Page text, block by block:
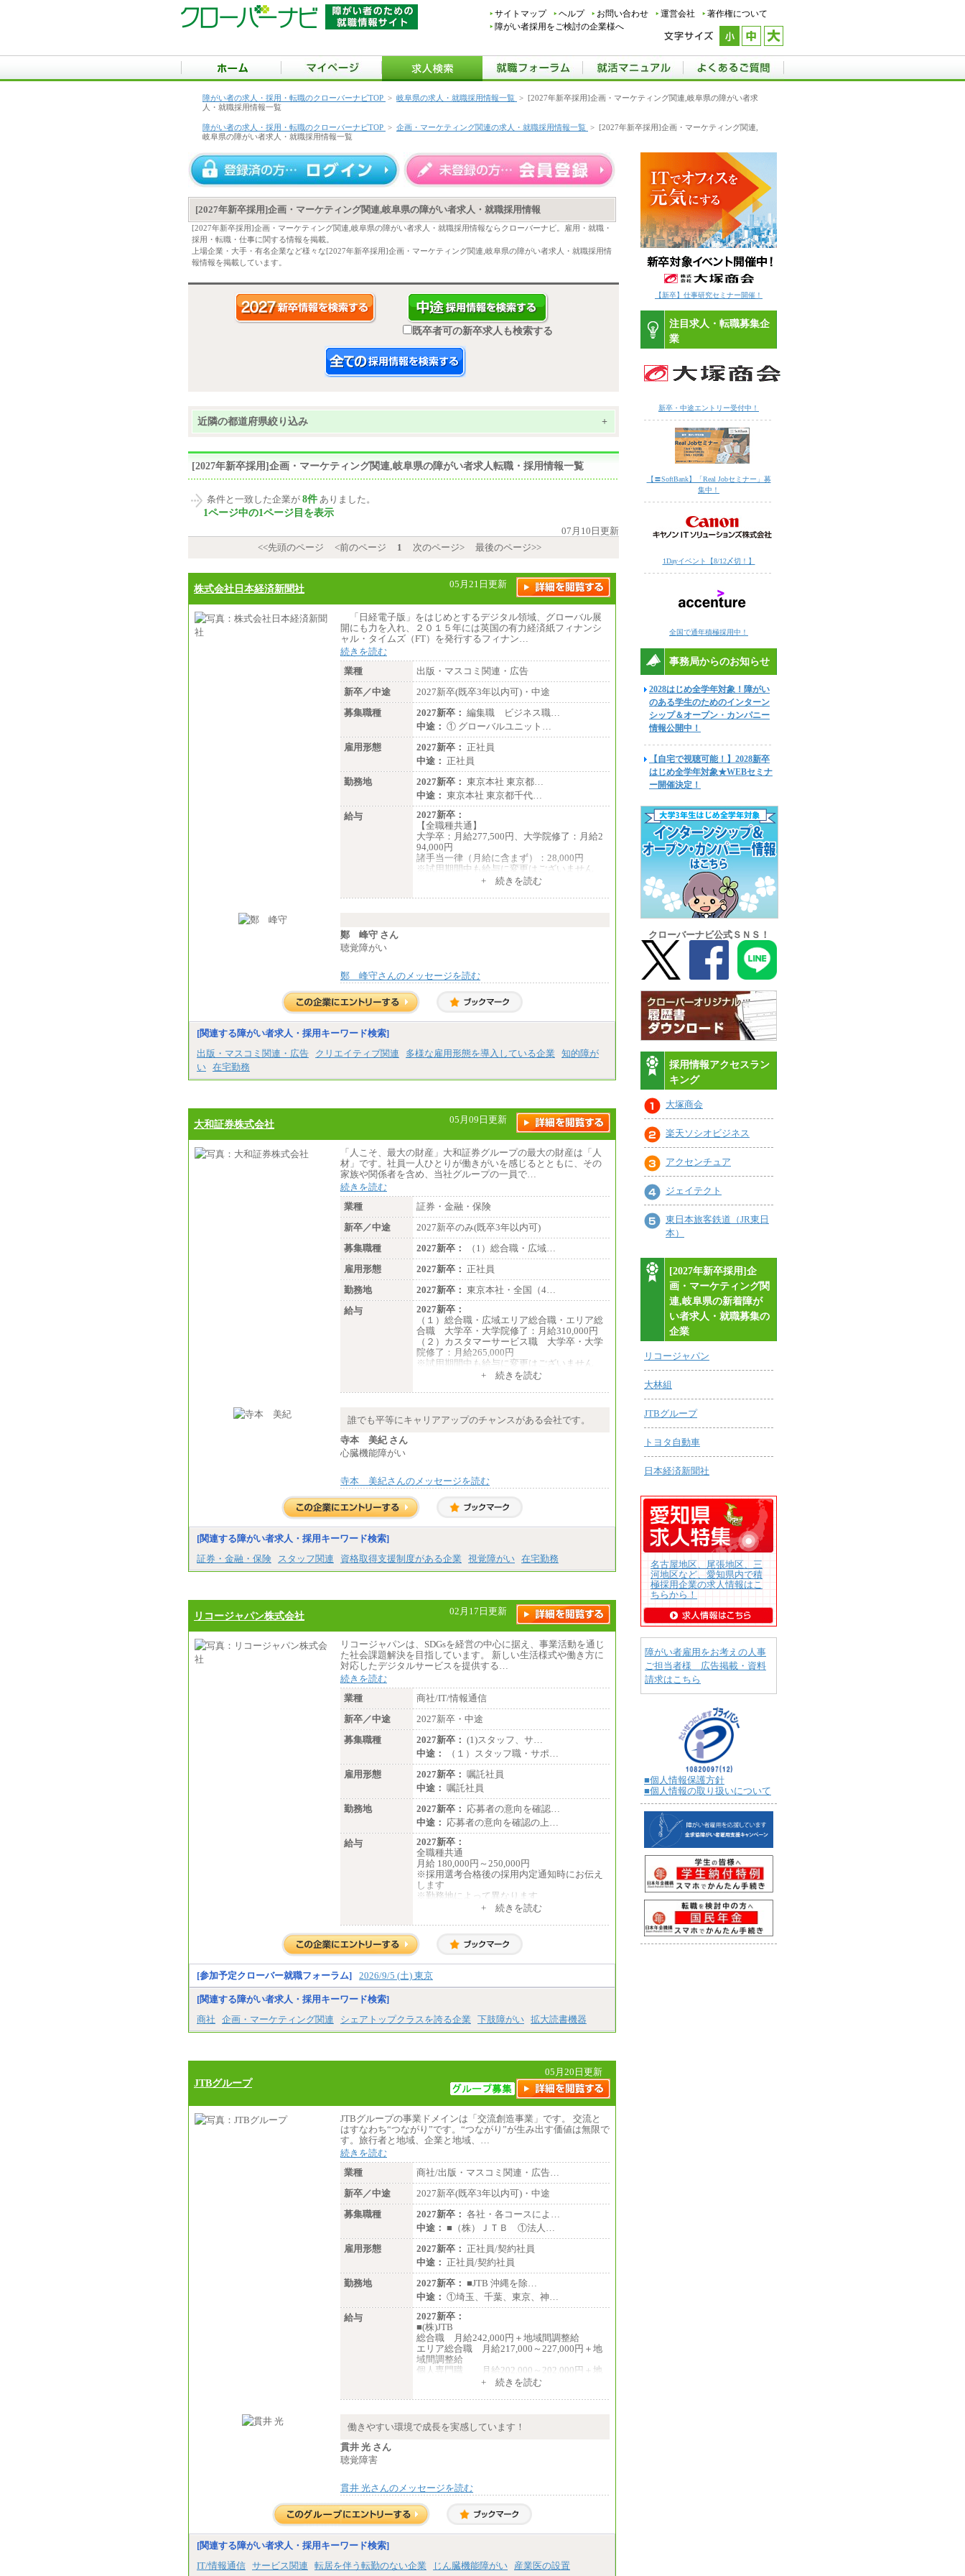
サイトマップ ヘルプ お問い合わせ 運営会社
著作権について
障がい者採用をご検討の企業様へ
障がい者の求人・採用・転職のクローバーナビTOP > 岐阜県の求人・就職採用情報一覧 > [2027年新卒採用]企画・マーケティング関連,岐阜県の障がい者求
人・就職採用情報一覧
障がい者の求人・採用・転職のクローバーナビTOP > 企画・マーケティング関連の求人・就職採用情報一覧 > [2027年新卒採用]企画・マーケティング関連,
岐阜県の障がい者求人・就職採用情報一覧
[2027年新卒採用]企画・マーケティング関連,岐阜県の障がい者求人・就職採用情報
[2027年新卒採用]企画・マーケティング関連,岐阜県の障がい者求人・就職採用情報ならクローバーナビ。雇用・就職・
採用・転職・仕事に関する情報を掲載。
上場企業・大手・有名企業など様々な[2027年新卒採用]企画・マーケティング関連,岐阜県の障がい者求人・就職採用情
報情報を掲載しています。
既卒者可の新卒求人も検索する
近隣の都道府県絞り込み +
[2027年新卒採用]企画・マーケティング関連,岐阜県の障がい者求人転職・採用情報一覧
条件と一致した企業が 8件 ありました。
1ページ中の1ページ目を表示
07月10日更新
<<先頭のページ
<前のページ 1 次のページ> 最後のページ>>
株式会社日本経済新聞社 05月21日更新
「日経電子版」をはじめとするデジタル領域、グローバル展
開にも力を入れ、２０１５年には英国の有力経済紙フィナンシ
ャル・タイムズ（FT）を発行するフィナン…
続きを読む
業種
出版・マスコミ関連・広告
新卒／中途
2027新卒(既卒3年以内可)・中途
募集職種
2027新卒： 編集職 ビジネス職…
中途： ① グローバルユニット…
雇用形態
2027新卒： 正社員
中途： 正社員
勤務地
2027新卒： 東京本社 東京都…
中途： 東京本社 東京都千代…
給与
2027新卒：
【全職種共通】
大学卒：月給277,500円、大学院修了：月給2
94,000円
諸手当一律（月給に含まず）：28,000円
※試用期間中も給与に変更はございません
月給370,000円～
+ 続きを読む
鄭 峰守 さん
聴覚障がい
鄭 峰守さんのメッセージを読む
[関連する障がい者求人・採用キーワード検索]
出版・マスコミ関連・広告
クリエイティブ関連 多様な雇用形態を導入している企業
知的障が
い 在宅勤務
大和証券株式会社 05月09日更新
「人こそ、最大の財産」大和証券グループの最大の財産は「人
材」です。社員一人ひとりが働きがいを感じるとともに、その
家族や関係者を含め、当社グループの一員で…
続きを読む
業種
証券・金融・保険
新卒／中途
2027新卒のみ(既卒3年以内可)
募集職種
2027新卒：
（1）総合職・広域…
雇用形態
2027新卒： 正社員
勤務地
2027新卒： 東京本社・全国（4…
給与
2027新卒：
（１）総合職・広域エリア総合職・エリア総
合職 大学卒・大学院修了：月給310,000円
（２）カスタマーサービス職 大学卒・大学
院修了：月給265,000円
※試用期間中も給与に変更はございません
+ 続きを読む
誰でも平等にキャリアアップのチャンスがある会社です。
寺本 美紀 さん
心臓機能障がい
寺本 美紀さんのメッセージを読む
[関連する障がい者求人・採用キーワード検索]
証券・金融・保険
スタッフ関連 資格取得支援制度がある企業 視覚障がい 在宅勤務
リコージャパン株式会社 02月17日更新
リコージャパンは、SDGsを経営の中心に据え、事業活動を通じ
た社会課題解決を目指しています。 新しい生活様式や働き方に
対応したデジタルサービスを提供する…
続きを読む
業種
商社/IT/情報通信
新卒／中途
2027新卒・中途
募集職種
2027新卒： (1)スタッフ、サ…
中途：
（１）スタッフ職・サポ…
雇用形態
2027新卒： 嘱託社員
中途： 嘱託社員
勤務地
2027新卒： 応募者の意向を確認…
中途： 応募者の意向を確認の上…
給与
2027新卒：
全職種共通
月給 180,000円～250,000円
※採用選考合格後の採用内定通知時にお伝え
します
※勤務地によって異なります
全職種共通
月給 200,000円～250,000円
入社時の処遇は経験・能力を考慮の上、当社
具体的な金額は採用選考合格後に採用内定通
知時にお伝えします。
+ 続きを読む
[参加予定クローバー就職フォーラム] 2026/9/5 (土) 東京
[関連する障がい者求人・採用キーワード検索]
商社
企画・マーケティング関連 シェアトップクラスを誇る企業 下肢障がい 拡大読書機器
JTBグループ
05月20日更新
JTBグループの事業ドメインは「交流創造事業」です。 交流と
はすなわち“つながり”です。“つながり”が生み出す価値は無限で
す。旅行者と地域、企業と地域、…
続きを読む
業種
商社/出版・マスコミ関連・広告…
新卒／中途
2027新卒(既卒3年以内可)・中途
募集職種
2027新卒： 各社・各コースによ…
中途： ■（株）ＪＴＢ ①法人…
雇用形態
2027新卒： 正社員/契約社員
中途： 正社員/契約社員
勤務地
2027新卒： ■JTB 沖縄を除…
中途： ①埼玉、千葉、東京、神…
給与
2027新卒：
■(株)JTB
総合職 月給242,000円＋地域間調整給
エリア総合職 月給217,000～227,000円＋地
域間調整給
個人専門職 月給202,000～202,000円＋地
※詳細はJTBキャリアサイトよりご確認くだ
さい。
■(株)JTB商事
総合職 月給208,000～235,000円
■(株)JTBパブリッシング ※2027年新卒募集
終了
総合職 月給271,000円
整給
+ 続きを読む
働きやすい環境で成長を実感しています！
貫井 光 さん
聴覚障害
貫井 光さんのメッセージを読む
[関連する障がい者求人・採用キーワード検索]
IT/情報通信 サービス関連 転居を伴う転勤のない企業 じん臓機能障がい 産業医の設置
【新卒】仕事研究セミナー開催！
注目求人・転職募集企
業
新卒・中途エントリー受付中！
【〓SoftBank】「Real Jobセミナー」募
集中！
1Dayイベント【8/12〆切！】
全国で通年積極採用中！
事務局からのお知らせ
2028はじめ全学年対象！障がい
のある学生のためのインターン
シップ＆オープン・カンパニー
情報公開中！
【自宅で視聴可能！】2028新卒
はじめ全学年対象★WEBセミナ
ー開催決定！
クローバーナビ公式ＳＮＳ！
採用情報アクセスラン
キング
大塚商会
楽天ソシオビジネス
アクセンチュア
ジェイテクト
東日本旅客鉄道（JR東日
本）
[2027年新卒採用]企
画・マーケティング関
連,岐阜県の新着障が
い者求人・就職募集の
企業
リコージャパン
大林組
JTBグループ
トヨタ自動車
日本経済新聞社
名古屋地区、尾張地区、三
河地区など、愛知県内で積
極採用企業の求人情報はこ
ちらから！
障がい者雇用をお考えの人事
ご担当者様 広告掲載・資料
請求はこちら
■個人情報保護方針
■個人情報の取り扱いについて